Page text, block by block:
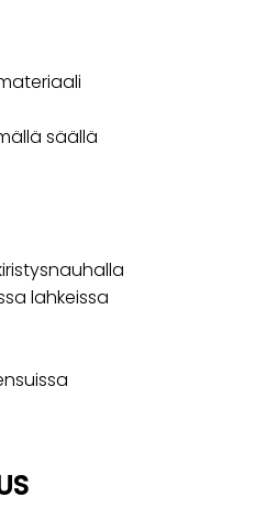
säällä
lahkeissa